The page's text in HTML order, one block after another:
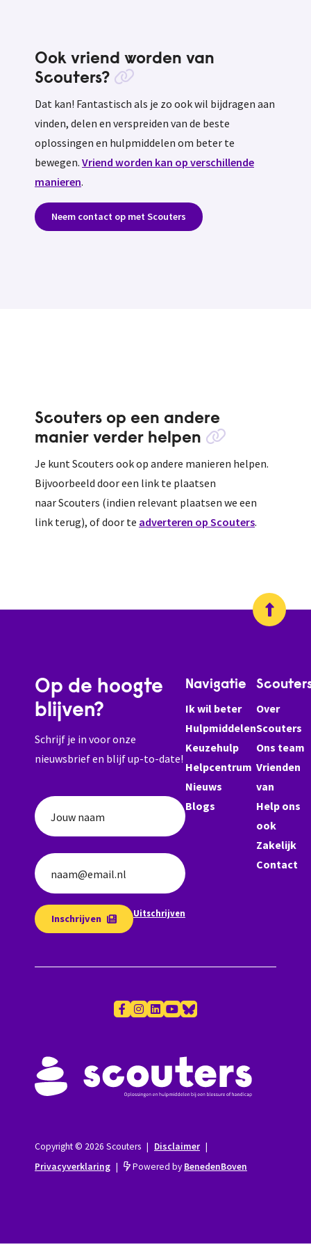
Ook vriend worden van
Scouters?
Dat kan! Fantastisch als je zo ook wil bijdragen aan
vinden, delen en verspreiden van de beste
oplossingen en hulpmiddelen om beter te
bewegen. Vriend worden kan op verschillende
manieren.
Neem contact op met Scouters
Scouters op een andere
manier verder helpen
Je kunt Scouters ook op andere manieren helpen.
Bijvoorbeeld door een link te plaatsen
naar Scouters (indien relevant plaatsen we een
link terug), of door te adverteren op Scouters.
Op de hoogte
blijven?
Schrijf je in voor onze
nieuwsbrief en blijf up-to-date!
Jouw naam
naam@email.nl
Inschrijven Uitschrijven
Navigatie
Ik wil beter
Hulpmiddelen
Keuzehulp
Helpcentrum
Nieuws
Blogs
Over
Scouters
Ons team
Vrienden
van
Help ons
ook
Zakelijk
Contact
Copyright © 2026 Scouters | Disclaimer |
Privacyverklaring | Powered by BenedenBoven